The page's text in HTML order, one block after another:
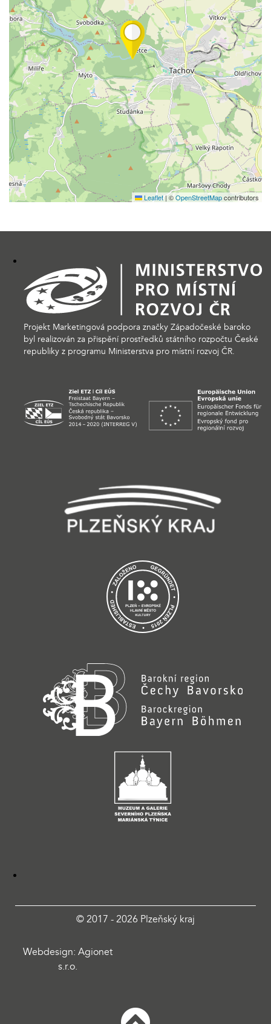
Leaflet|©OpenStreetMapcontributors
Projekt Marketingová podpora značky Západočeské baroko
byl realizován za přispění prostředků státního rozpočtu České
republiky z programu Ministerstva pro místní rozvoj ČR.
© 2017 - 2026 Plzeňský kraj
Webdesign: Agionet
s.r.o.